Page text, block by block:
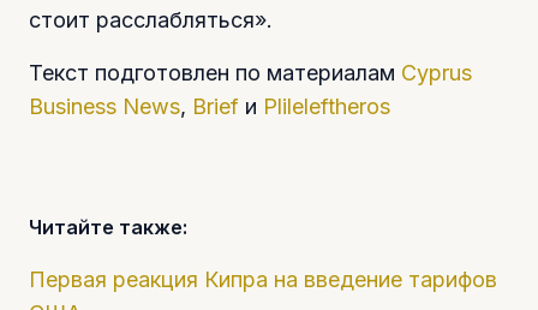
стоит расслабляться».
Текст подготовлен по материалам Cyprus
Business News, Brief и Plileleftheros
Читайте также:
Первая реакция Кипра на введение тарифов